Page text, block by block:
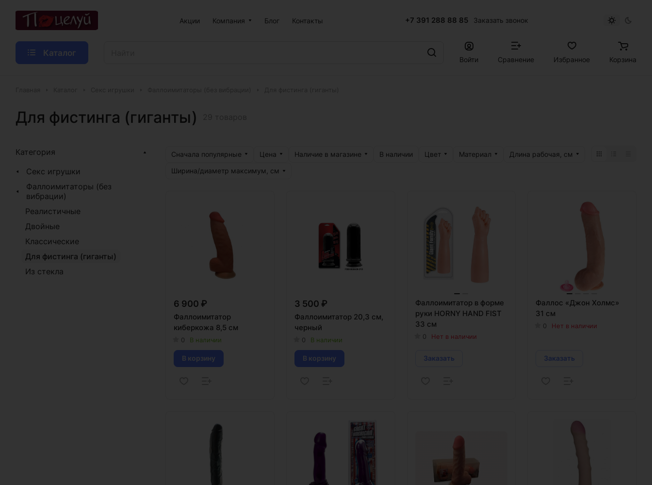
Акции Компания Блог Контакты +7 391 288 88 85 Заказать звонок
Каталог
Войти Сравнение Избранное Корзина
Для фистинга (гиганты)
Сначала популярные Цена Наличие в магазине В наличии Цвет Материал Длина рабочая, см
Ширина/диаметр максимум, см
6 900 ₽
Фаллоимитатор
киберкожа 8,5 см
0 В наличии
В корзину
3 500 ₽
Фаллоимитатор 20,3 см,
черный
0 В наличии
В корзину
Фаллоимитатор в форме
руки HORNY HAND FIST
33 см
0 Нет в наличии
Заказать
Фаллос «Джон Холмс»
31 см
0 Нет в наличии
Заказать
Категория
Секс игрушки
Фаллоимитаторы (без
вибрации)
Реалистичные
Двойные
Классические
Для фистинга (гиганты)
Из стекла